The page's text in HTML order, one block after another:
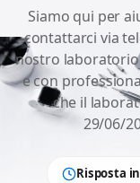
Siamo qui per
contattarci via
nostro laboratorio
e con
che il
29/06/
Risposta